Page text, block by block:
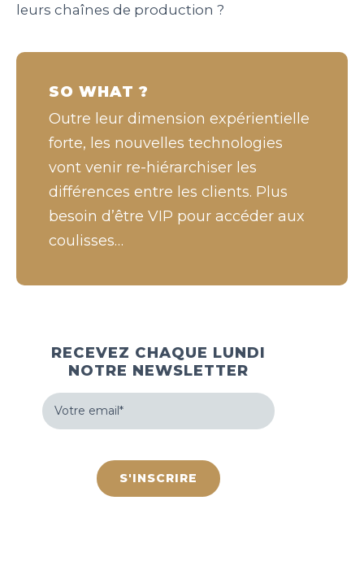
RECEVEZ CHAQUE LUNDI
NOTRE NEWSLETTER
Votre
email
(Nécessaire)
leurs chaînes de production ?
SO WHAT ?
Outre leur dimension expérientielle
forte, les nouvelles technologies
vont venir re-hiérarchiser les
différences entre les clients. Plus
besoin d’être VIP pour accéder aux
coulisses…